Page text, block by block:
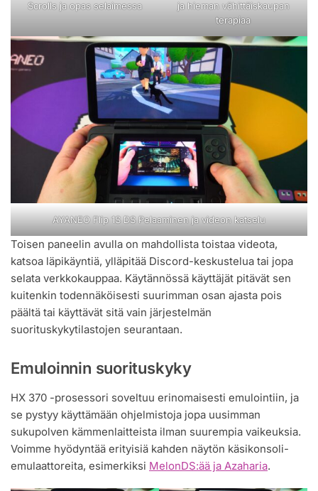
Scrolls ja opas selaimessa
ja hieman vähittäiskaupan
terapiaa
AYANEO Flip 1S DS Pelaaminen ja videon katselu
Toisen paneelin avulla on mahdollista toistaa videota,
katsoa läpikäyntiä, ylläpitää Discord-keskustelua tai jopa
selata verkkokauppaa. Käytännössä käyttäjät pitävät sen
kuitenkin todennäköisesti suurimman osan ajasta pois
päältä tai käyttävät sitä vain järjestelmän
suorituskykytilastojen seurantaan.
Emuloinnin suorituskyky
HX 370 -prosessori soveltuu erinomaisesti emulointiin, ja
se pystyy käyttämään ohjelmistoja jopa uusimman
sukupolven kämmenlaitteista ilman suurempia vaikeuksia.
Voimme hyödyntää erityisiä kahden näytön käsikonsoli-
emulaattoreita, esimerkiksi MelonDS:ää ja Azaharia.